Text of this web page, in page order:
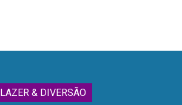
LAZER & DIVERSÃO